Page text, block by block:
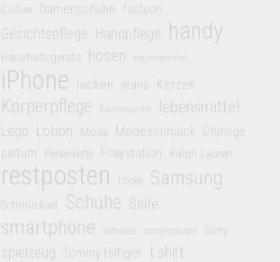
Collier Damenschuhe fashion
Gesichtspflege Handpflege handy
Haushaltsgeräte hosen Hygieneartikel
iPhone jacken jeans Kerzen
Körperpflege Küchengeräte lebensmittel
Lego Lotion Mode Modeschmuck Ohrringe
parfüm
Perlenkette Playstation Ralph Lauren
restposten röcke Samsung
Schmuckset Schuhe Seife
smartphone software sonderposten Sony
spielzeug Tommy Hilfiger t shirt